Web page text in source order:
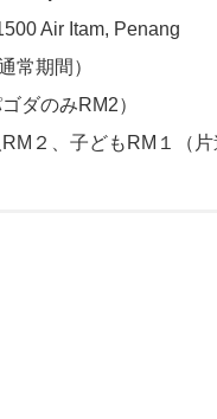
Air Itam, Penang
常期間）
ダのみRM2）
２、子どもRM１（片